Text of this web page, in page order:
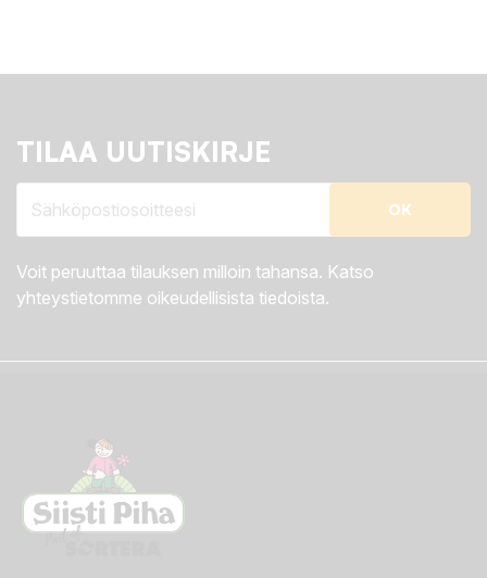
TILAA UUTISKIRJE
Voit peruuttaa tilauksen milloin tahansa. Katso
yhteystietomme oikeudellisista tiedoista.